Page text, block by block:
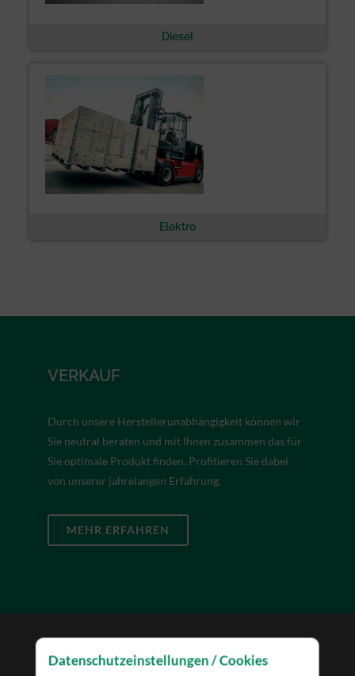
Diesel
Elektro
VERKAUF
Durch unsere Herstellerunabhängigkeit können wir
Sie neutral beraten und mit Ihnen zusammen das für
Sie optimale Produkt finden. Profitieren Sie dabei
von unserer jahrelangen Erfahrung.
MEHR ERFAHREN
Datenschutzeinstellungen / Cookies